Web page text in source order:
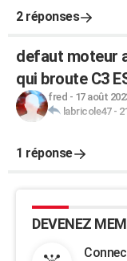
2 réponses
defaut moteur
qui broute C3
fred - 17 août
labricole47-
1 réponse
DEVENEZ